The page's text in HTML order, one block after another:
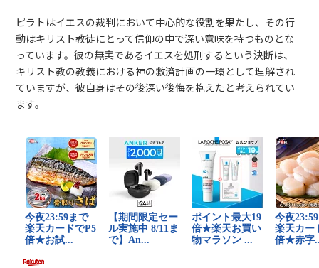
ピラトはイエスの裁判において中心的な役割を果たし、その行
動はキリスト教徒にとって信仰の中で深い意味を持つものとな
っています。彼の無実であるイエスを処刑するという決断は、
キリスト教の教義における神の救済計画の一環として理解され
ていますが、彼自身はその後深い後悔を抱えたと考えられてい
ます。